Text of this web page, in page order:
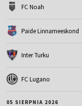
FC Noah
Paide Linnameeskond
Inter Turku
FC Lugano
05 SIERPNIA 2026